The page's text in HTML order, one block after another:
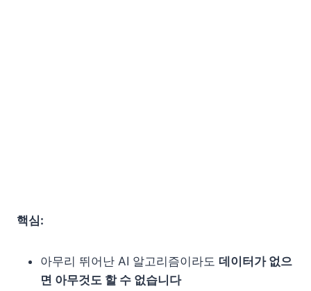
핵심:
아무리 뛰어난 AI 알고리즘이라도 데이터가 없으
면 아무것도 할 수 없습니다